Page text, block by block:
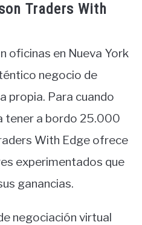
Traders With
oficinas en Nueva York
negocio de
propia. Para cuando
tener a bordo 25.000
With Edge ofrece
experimentados que
ganancias.
negociación virtual